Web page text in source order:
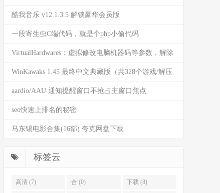
酷我音乐 v12.1.3.5 解锁豪华会员版
一段寄生虫C端代码，就是个php小偷代码
VirtualHardwares：虚拟修改电脑机器码等参数，解除
某些软件绑机限制
WinKawaks 1.45 最终中文典藏版（共328个游戏/解压
即玩）
aardio/AAU 通知提醒窗口不抢占主窗口焦点
seo快速上排名的秘密
马东锡电影合集(16部) 夸克网盘下载
标签云
高清 (7) 合 (0) 下载 (8)